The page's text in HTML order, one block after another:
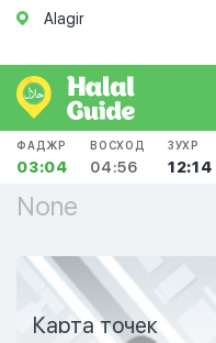
Alagir
ФАДЖР
03:04
ВОСХОД
04:56
ЗУХР
12:14
None
Карта точек